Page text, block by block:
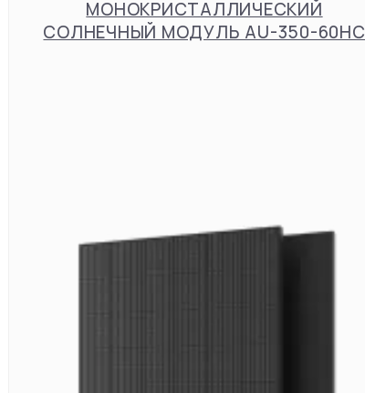
МОНОКРИСТАЛЛИЧЕСКИЙ
СОЛНЕЧНЫЙ МОДУЛЬ AU-350-60HC